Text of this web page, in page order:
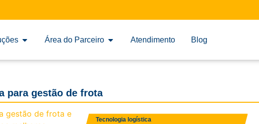
Área do Parceiro Atendimento Blog
para gestão de frota
Tecnologia logística